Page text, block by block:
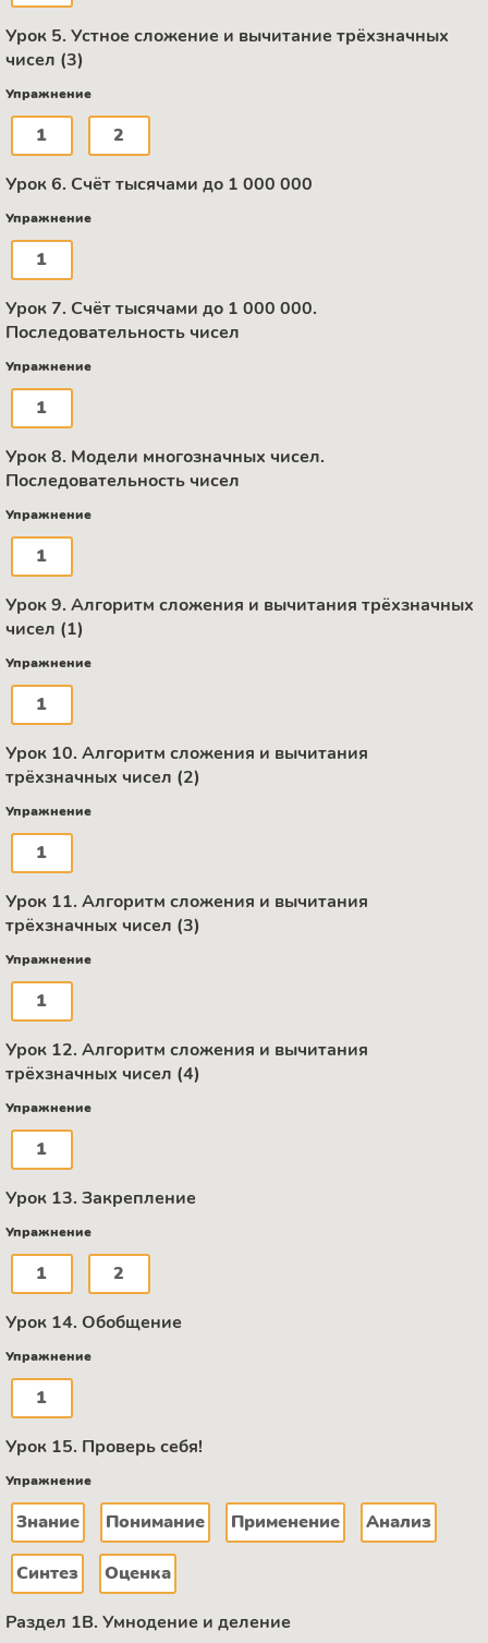
Урок 5. Устное сложение и вычитание трёхзначных
чисел (3)
Упражнение
1 2
Урок 6. Счёт тысячами до 1 000 000
Упражнение
1
Урок 7. Счёт тысячами до 1 000 000.
Последовательность чисел
Упражнение
1
Урок 8. Модели многозначных чисел.
Последовательность чисел
Упражнение
1
Урок 9. Алгоритм сложения и вычитания трёхзначных
чисел (1)
Упражнение
1
Урок 10. Алгоритм сложения и вычитания
трёхзначных чисел (2)
Упражнение
1
Урок 11. Алгоритм сложения и вычитания
трёхзначных чисел (3)
Упражнение
1
Урок 12. Алгоритм сложения и вычитания
трёхзначных чисел (4)
Упражнение
1
Урок 13. Закрепление
Упражнение
1 2
Урок 14. Обобщение
Упражнение
1
Урок 15. Проверь себя!
Упражнение
Знание Понимание Применение Анализ
Синтез Оценка
Раздел 1В. Умнодение и деление